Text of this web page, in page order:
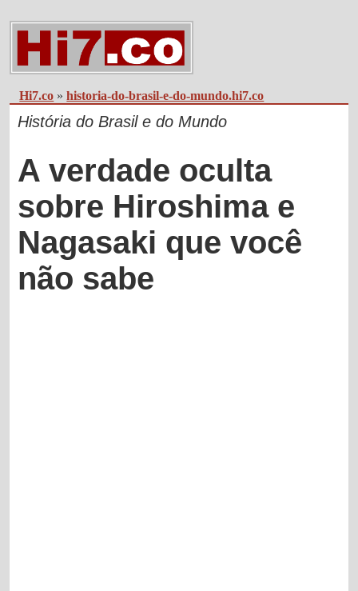
Hi7.co »historia-do-brasil-e-do-mundo.hi7.co
História do Brasil e do Mundo
A verdade oculta
sobre Hiroshima e
Nagasaki que você
não sabe